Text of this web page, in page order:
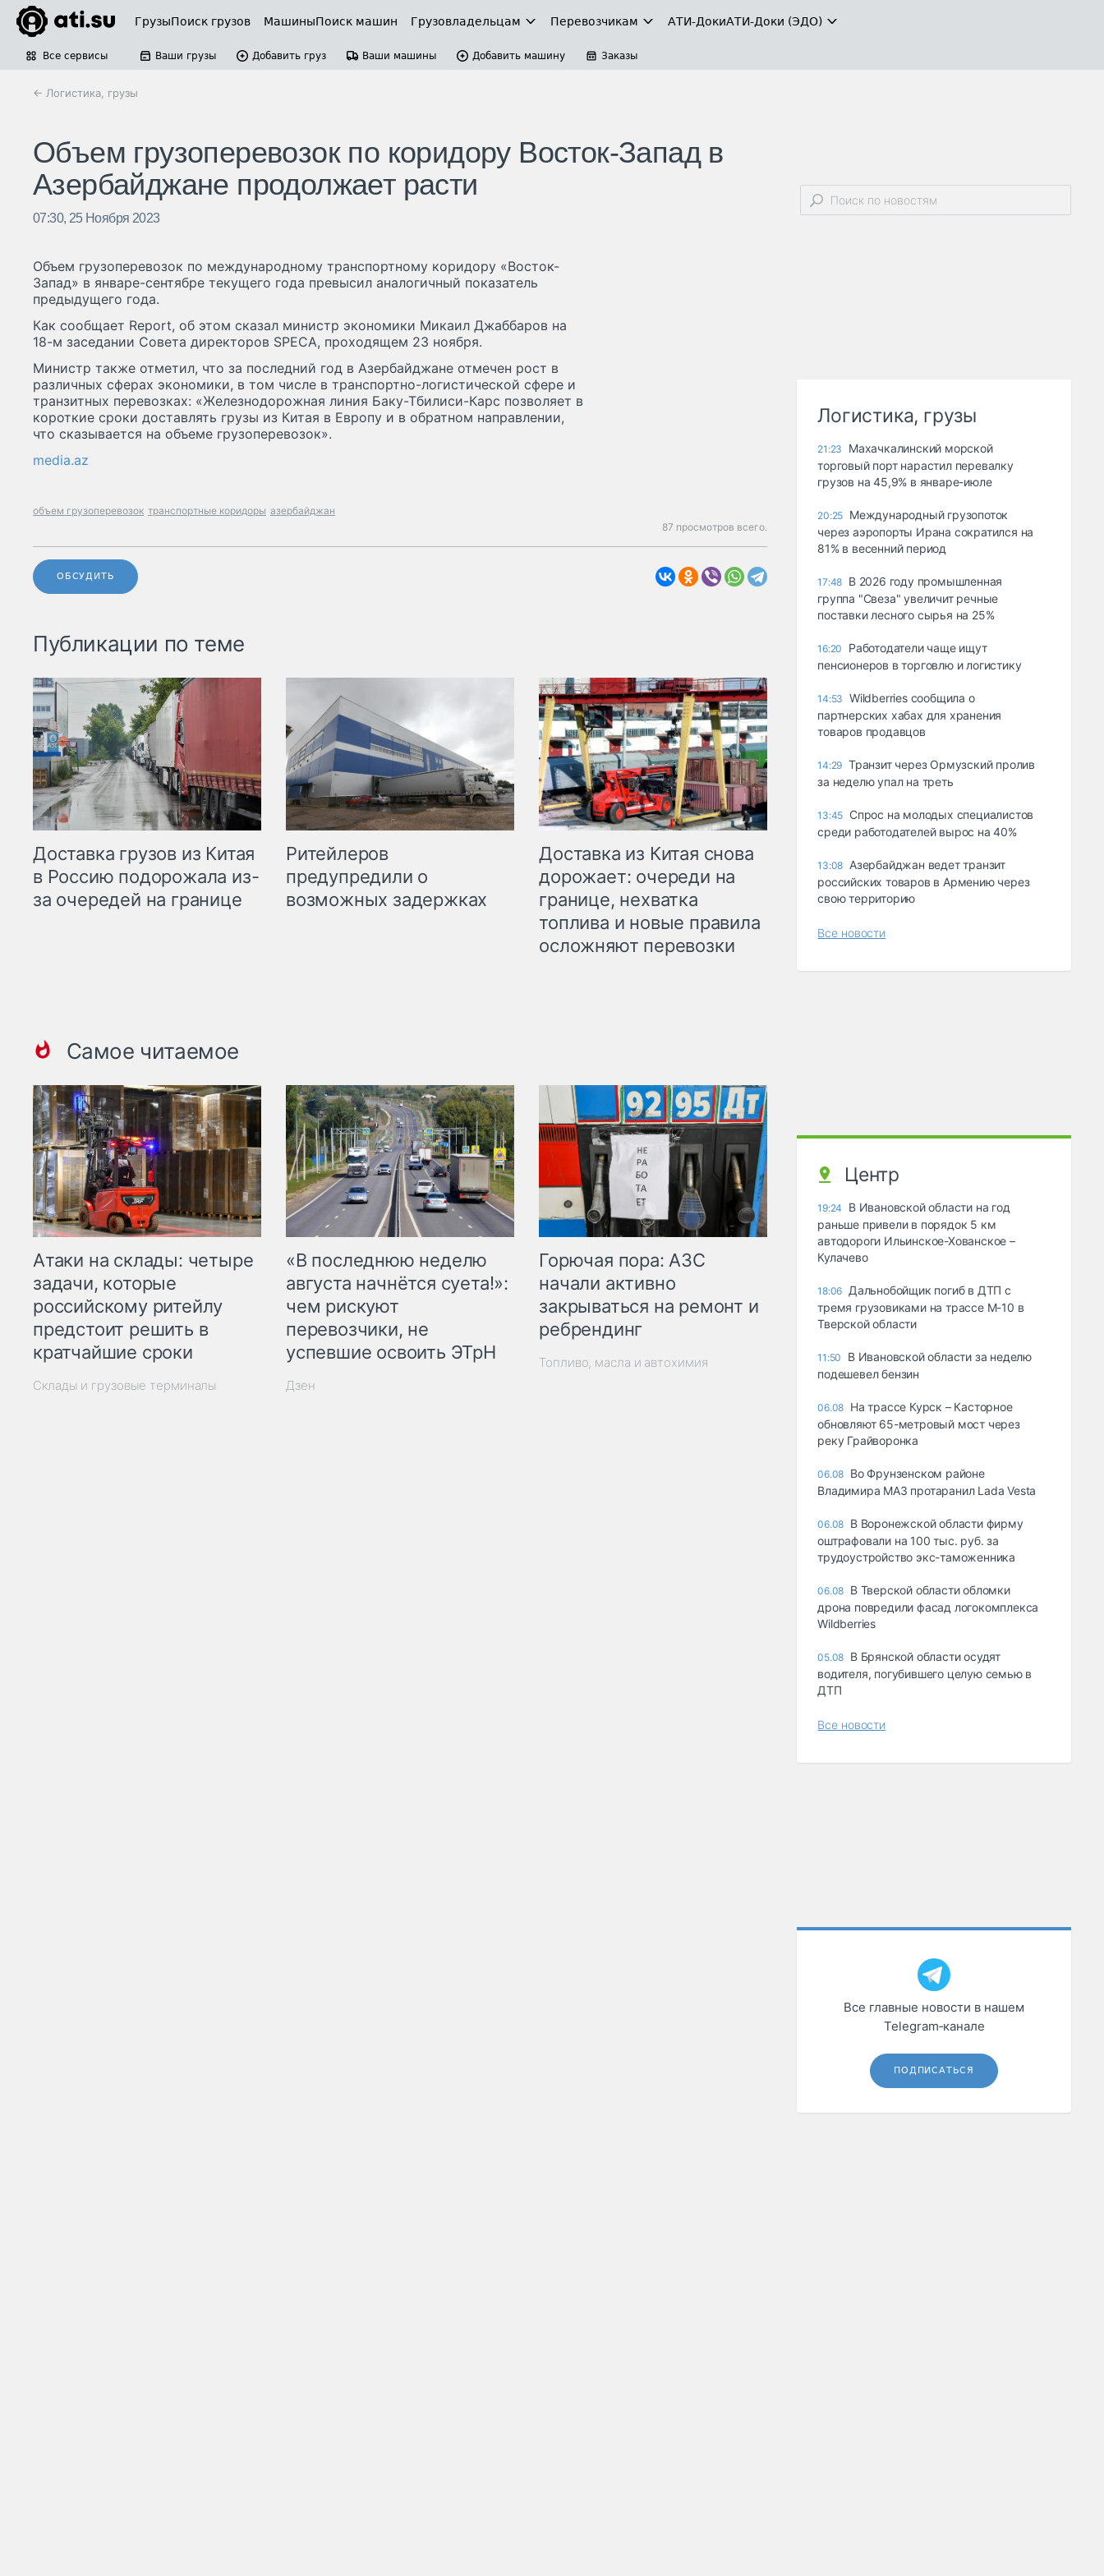
ГрузыПоиск грузов МашиныПоиск машин Грузовладельцам Перевозчикам АТИ-ДокиАТИ-Доки (ЭДО)
Все сервисы Ваши грузы Добавить груз Ваши машины Добавить машину Заказы
← Логистика, грузы
Объем грузоперевозок по коридору Восток-Запад в
Азербайджане продолжает расти
07:30, 25 Ноября 2023
Объем грузоперевозок по международному транспортному коридору «Восток-
Запад» в январе-сентябре текущего года превысил аналогичный показатель
предыдущего года.
Как сообщает Report, об этом сказал министр экономики Микаил Джаббаров на
18-м заседании Совета директоров SPECA, проходящем 23 ноября.
Министр также отметил, что за последний год в Азербайджане отмечен рост в
различных сферах экономики, в том числе в транспортно-логистической сфере и
транзитных перевозках: «Железнодорожная линия Баку-Тбилиси-Карс позволяет в
короткие сроки доставлять грузы из Китая в Европу и в обратном направлении,
что сказывается на объеме грузоперевозок».
media.az
объем грузоперевозок транспортные коридоры азербайджан
87 просмотров всего.
ОБСУДИТЬ
Публикации по теме
Доставка грузов из Китая
в Россию подорожала из-
за очередей на границе
Ритейлеров
предупредили о
возможных задержках
Доставка из Китая снова
дорожает: очереди на
границе, нехватка
топлива и новые правила
осложняют перевозки
Самое читаемое
Атаки на склады: четыре
задачи, которые
российскому ритейлу
предстоит решить в
кратчайшие сроки
Склады и грузовые терминалы
«В последнюю неделю
августа начнётся суета!»:
чем рискуют
перевозчики, не
успевшие освоить ЭТрН
Дзен
Горючая пора: АЗС
начали активно
закрываться на ремонт и
ребрендинг
Топливо, масла и автохимия
Логистика, грузы
21:23
Махачкалинский морской
торговый порт нарастил перевалку
грузов на 45,9% в январе-июле
20:25 Международный грузопоток
через аэропорты Ирана сократился на
81% в весенний период
17:48 В 2026 году промышленная
группа "Свеза" увеличит речные
поставки лесного сырья на 25%
16:20
Работодатели чаще ищут
пенсионеров в торговлю и логистику
14:53
Wildberries сообщила о
партнерских хабах для хранения
товаров продавцов
14:29 Транзит через Ормузский пролив
за неделю упал на треть
13:45 Спрос на молодых специалистов
среди работодателей вырос на 40%
13:08 Азербайджан ведет транзит
российских товаров в Армению через
свою территорию
Все новости
Центр
19:24
В Ивановской области на год
раньше привели в порядок 5 км
автодороги Ильинское-Хованское –
Кулачево
18:06 Дальнобойщик погиб в ДТП с
тремя грузовиками на трассе М-10 в
Тверской области
11:50
В Ивановской области за неделю
подешевел бензин
06.08 На трассе Курск – Касторное
обновляют 65-метровый мост через
реку Грайворонка
06.08 Во Фрунзенском районе
Владимира МАЗ протаранил Lada Vesta
06.08 В Воронежской области фирму
оштрафовали на 100 тыс. руб. за
трудоустройство экс-таможенника
06.08 В Тверской области обломки
дрона повредили фасад логокомплекса
Wildberries
05.08 В Брянской области осудят
водителя, погубившего целую семью в
ДТП
Все новости
Все главные новости в нашем
Telegram‑канале
ПОДПИСАТЬСЯ